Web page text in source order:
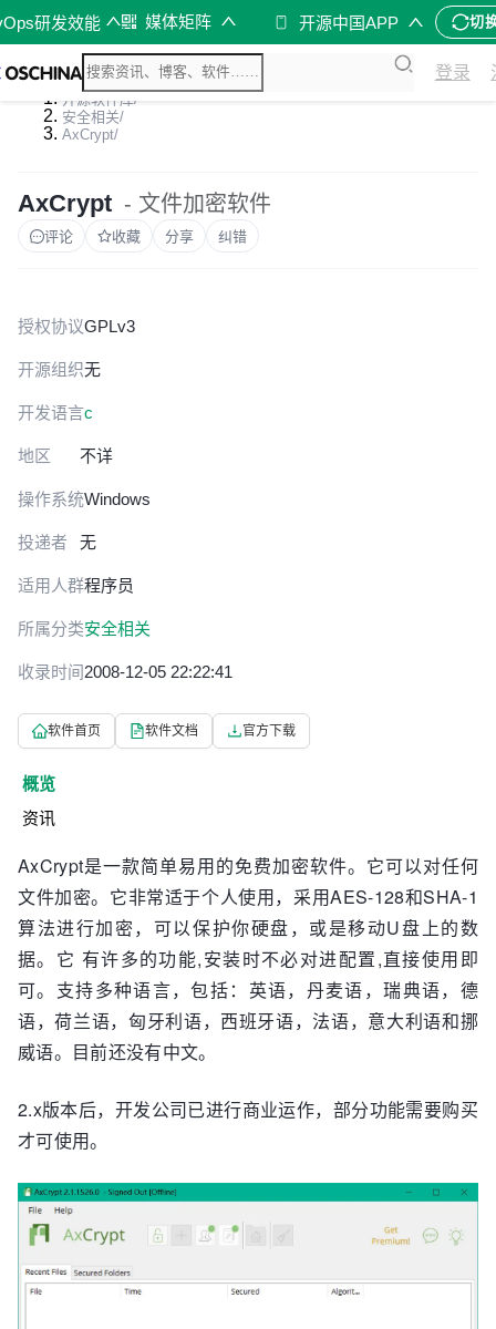
研发效能 媒体矩阵 开源中国APP 切
登录
开源软件库/
安全相关/
AxCrypt/
AxCrypt - 文件加密软件
评论 收藏 分享 纠错
授权协议GPLv3
开源组织无
开发语言c
地区 不详
操作系统Windows
投递者 无
适用人群程序员
所属分类安全相关
收录时间2008-12-05 22:22:41
软件首页 软件文档 官方下载
概览
资讯
AxCrypt是一款简单易用的免费加密软件。它可以对任何
文件加密。它非常适于个人使用，采用AES-128和SHA-1
算法进行加密，可以保护你硬盘，或是移动U盘上的数
据。它 有许多的功能,安装时不必对进配置,直接使用即
可。支持多种语言，包括：英语，丹麦语，瑞典语，德
语，荷兰语，匈牙利语，西班牙语，法语，意大利语和挪
威语。目前还没有中文。
2.x版本后，开发公司已进行商业运作，部分功能需要购买
才可使用。